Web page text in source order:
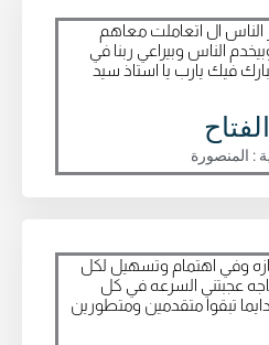
ال اتعاملت معاهم
الناس وبيراعي ربنا في
فيك يارب يا استاذ سيد
وفي اهتمام وتسهيل لكل
عجبتني السرعه في كل
تبقوا متقدمين ومتطورين